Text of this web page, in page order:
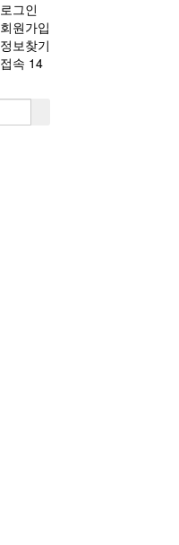
로그인
회원가입
정보찾기
접속 14